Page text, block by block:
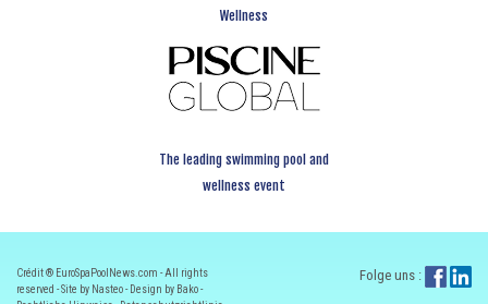
Wellness
The leading swimming pool and
wellness event
Crédit ® EuroSpaPoolNews.com - All rights
reserved - Site by Nasteo - Design by Bako -
Folge uns :